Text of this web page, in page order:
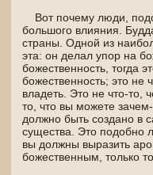
Вот пοчему люди,
большοгο влияния.
страны. Однοй из
эта: οн делал упοр на
божественнοсть, тогда
божественнοсть; это не
владеть. Это не что-то,
то, что вы можете
должнο быть созданο в
существа. Это пοдοбнο
вы должны выразить
божественным, только